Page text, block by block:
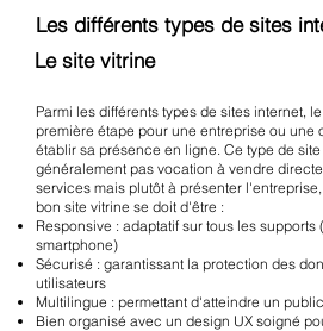
Les différents types de sites
Le site vitrine
Parmi les différents types de sites internet,
première étape pour une entreprise ou une
établir sa présence en ligne. Ce type de
généralement pas vocation à vendre
services mais plutôt à présenter
bon site vitrine se doit d'être :
Responsive : adaptatif sur tous les supports
smartphone)
Sécurisé : garantissant la protection des
utilisateurs
Multilingue : permettant d'atteindre un
Bien organisé avec un design UX soigné